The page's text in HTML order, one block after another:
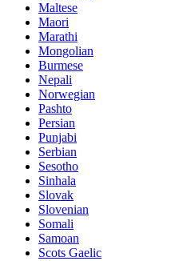
Maltese
Maori
Marathi
Mongolian
Burmese
Nepali
Norwegian
Pashto
Persian
Punjabi
Serbian
Sesotho
Sinhala
Slovak
Slovenian
Somali
Samoan
Scots Gaelic